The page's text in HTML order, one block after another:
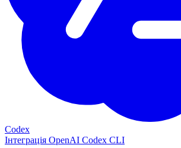
Codex
Інтеграція OpenAI Codex CLI